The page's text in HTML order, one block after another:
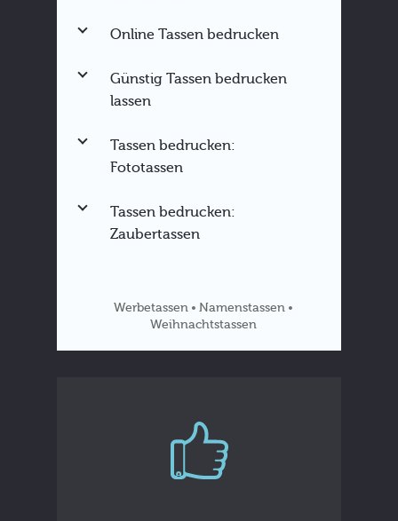
Online Tassen bedrucken
Günstig Tassen bedrucken
lassen
Tassen bedrucken:
Fototassen
Tassen bedrucken:
Zaubertassen
Werbetassen • Namenstassen •
Weihnachtstassen